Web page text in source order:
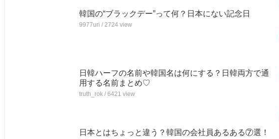
韓国の“ブラックデー”って何？日本にない記念日
9977uri / 2724 view
日韓ハーフの名前や韓国名は何にする？日韓両方で通
用する名前まとめ♡
truth_rok / 6421 view
日本とはちょっと違う？韓国の会社員あるある⑦選！